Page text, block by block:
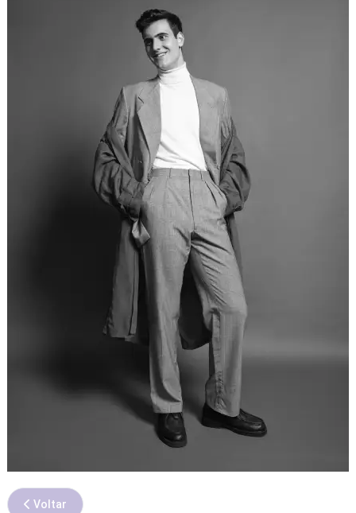
Voltar